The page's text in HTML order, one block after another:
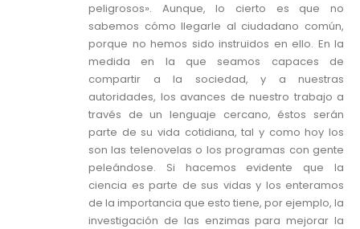
peligrosos». Aunque, lo cierto es que no
sabemos cómo llegarle al ciudadano común,
porque no hemos sido instruidos en ello. En la
medida en la que seamos capaces de
compartir a la sociedad, y a nuestras
autoridades, los avances de nuestro trabajo a
través de un lenguaje cercano, éstos serán
parte de su vida cotidiana, tal y como hoy los
son las telenovelas o los programas con gente
peleándose. Si hacemos evidente que la
ciencia es parte de sus vidas y los enteramos
de la importancia que esto tiene, por ejemplo, la
investigación de las enzimas para mejorar la